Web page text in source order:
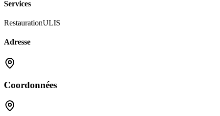
Services
RestaurationULIS
Adresse
Coordonnées